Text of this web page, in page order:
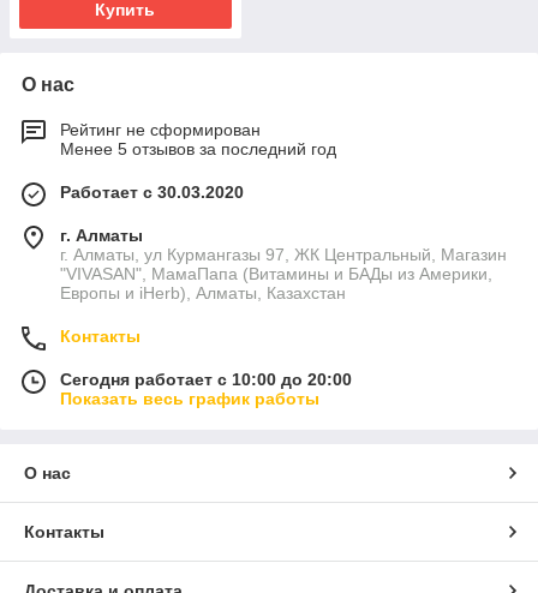
Купить
О нас
Рейтинг не сформирован
Менее 5 отзывов за последний год
Работает с 30.03.2020
г. Алматы
г. Алматы, ул Курмангазы 97, ЖК Центральный, Магазин
"VIVASAN", МамаПапа (Витамины и БАДы из Америки,
Европы и iHerb), Алматы, Казахстан
Контакты
Сегодня работает с 10:00 до 20:00
Показать весь график работы
О нас
Контакты